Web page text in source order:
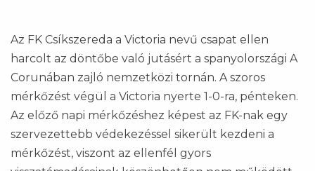
Az FK Csíkszereda a Victoria nevű csapat ellen
harcolt az döntőbe való jutásért a spanyolországi A
Corunában zajló nemzetközi tornán. A szoros
mérkőzést végül a Victoria nyerte 1-0-ra, pénteken.
Az előző napi mérkőzéshez képest az FK-nak egy
szervezettebb védekezéssel sikerült kezdeni a
mérkőzést, viszont az ellenfél gyors